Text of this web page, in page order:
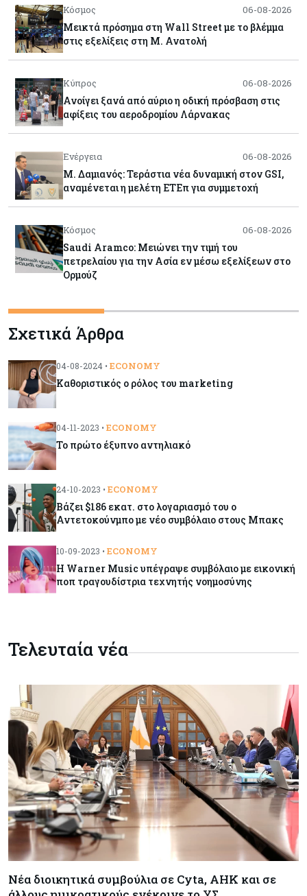
Κόσμος 06-08-2026
Μεικτά πρόσημα στη Wall Street με το βλέμμα
στις εξελίξεις στη Μ. Ανατολή
Κύπρος 06-08-2026
Ανοίγει ξανά από αύριο η οδική πρόσβαση στις
αφίξεις του αεροδρομίου Λάρνακας
Ενέργεια 06-08-2026
Μ. Δαμιανός: Τεράστια νέα δυναμική στον GSI,
αναμένεται η μελέτη ΕΤΕπ για συμμετοχή
Κόσμος 06-08-2026
Saudi Aramco: Μειώνει την τιμή του
πετρελαίου για την Ασία εν μέσω εξελίξεων στο
Ορμούζ
Κύπρος 06-08-2026
Πιάνει δουλειά ο Κυπριακός Οργανισμός
Ανάπτυξης Επιχειρήσεων – Διορίστηκε το δ.σ.,
κινηματογραφικών επιδόσεων και της
απουσίας του NBA
Commerzbank: Η Όρλοπ αλλάζει στάση
απέναντι στη UniCredit ενόψει κρίσιμων
διαπραγματεύσεων
«Spider-Man: Brand New Day»: Έφτασε το 1
δισ. εισπράξεις σε μόλις 6 ημέρες
Eurostat: Ετήσια αύξηση 5% του όγκου λιανικού
Κύπρος 06-08-2026
Στην κυκλοφορία ο νέος δρόμος Λάρνακας –
Δεκέλειας μετά από 26 χρόνια
Tech 06-08-2026
SoftBank: Κέρδη 8,5 δισ. δολαρίων από την
Intel – Ξεπέρασε τις εκτιμήσεις εν αναμονή της
εισαγωγής της OpenAI
Κύπρος 06-08-2026
Καύσιμα και στέγαση κράτησαν τον πληθωρισμό
στο 2,9%
Σχετικά Άρθρα
04-08-2024 • ECONOMY
Καθοριστικός ο ρόλος του marketing
04-11-2023 • ECONOMY
Το πρώτο έξυπνο αντηλιακό
24-10-2023 • ECONOMY
Βάζει $186 εκατ. στο λογαριασμό του ο
Αντετοκούνμπο με νέο συμβόλαιο στους Μπακς
10-09-2023 • ECONOMY
Η Warner Music υπέγραψε συμβόλαιο με εικονική
ποπ τραγουδίστρια τεχνητής νοημοσύνης
Τελευταία νέα
Νέα διοικητικά συμβούλια σε Cyta, AHK και σε